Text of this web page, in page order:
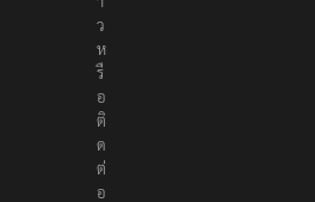
ว
ห
รื
อ
ติ
ด
ต่
อ